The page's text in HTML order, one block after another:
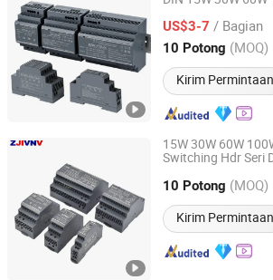
US$3-7 / Bagian
10 Potong (MOQ)
Kirim Permintaan
Yueqing Chuxi Electric Co., Ltd.
Zhejiang, China Harga
15W 30W 60W
Switching Hdr Seri
IndustriHdr-15
10 Potong (MOQ)
Kirim Permintaan
Yueqing Zhijiu Electric Co., Ltd.
Zhejiang, China Harga